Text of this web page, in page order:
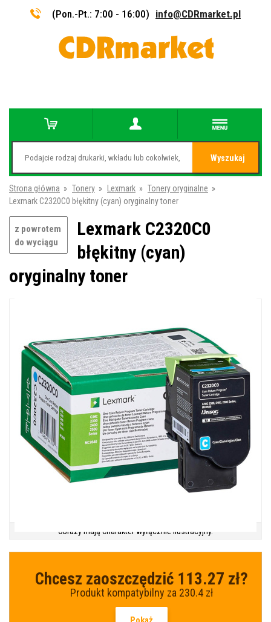
(Pon.-Pt.: 7:00 - 16:00) info@CDRmarket.pl
Wyszukaj
Strona główna » Tonery » Lexmark » Tonery oryginalne »
Lexmark C2320C0 błękitny (cyan) oryginalny toner
z powrotem
do wyciągu
Lexmark C2320C0
błękitny (cyan)
oryginalny toner
Obrazy mają charakter wyłącznie ilustracyjny.
Chcesz zaoszczędzić 113.27 zł?
Produkt kompatybilny za 230.4 zł